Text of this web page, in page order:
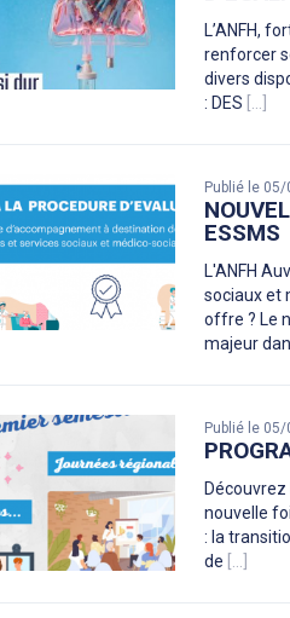
L’ANFH,
renforcer
divers
: DES
Publié le
ESSMS
L'ANFH
sociaux et
offre ? Le
majeur
Publié le
nouvelle
: la
de